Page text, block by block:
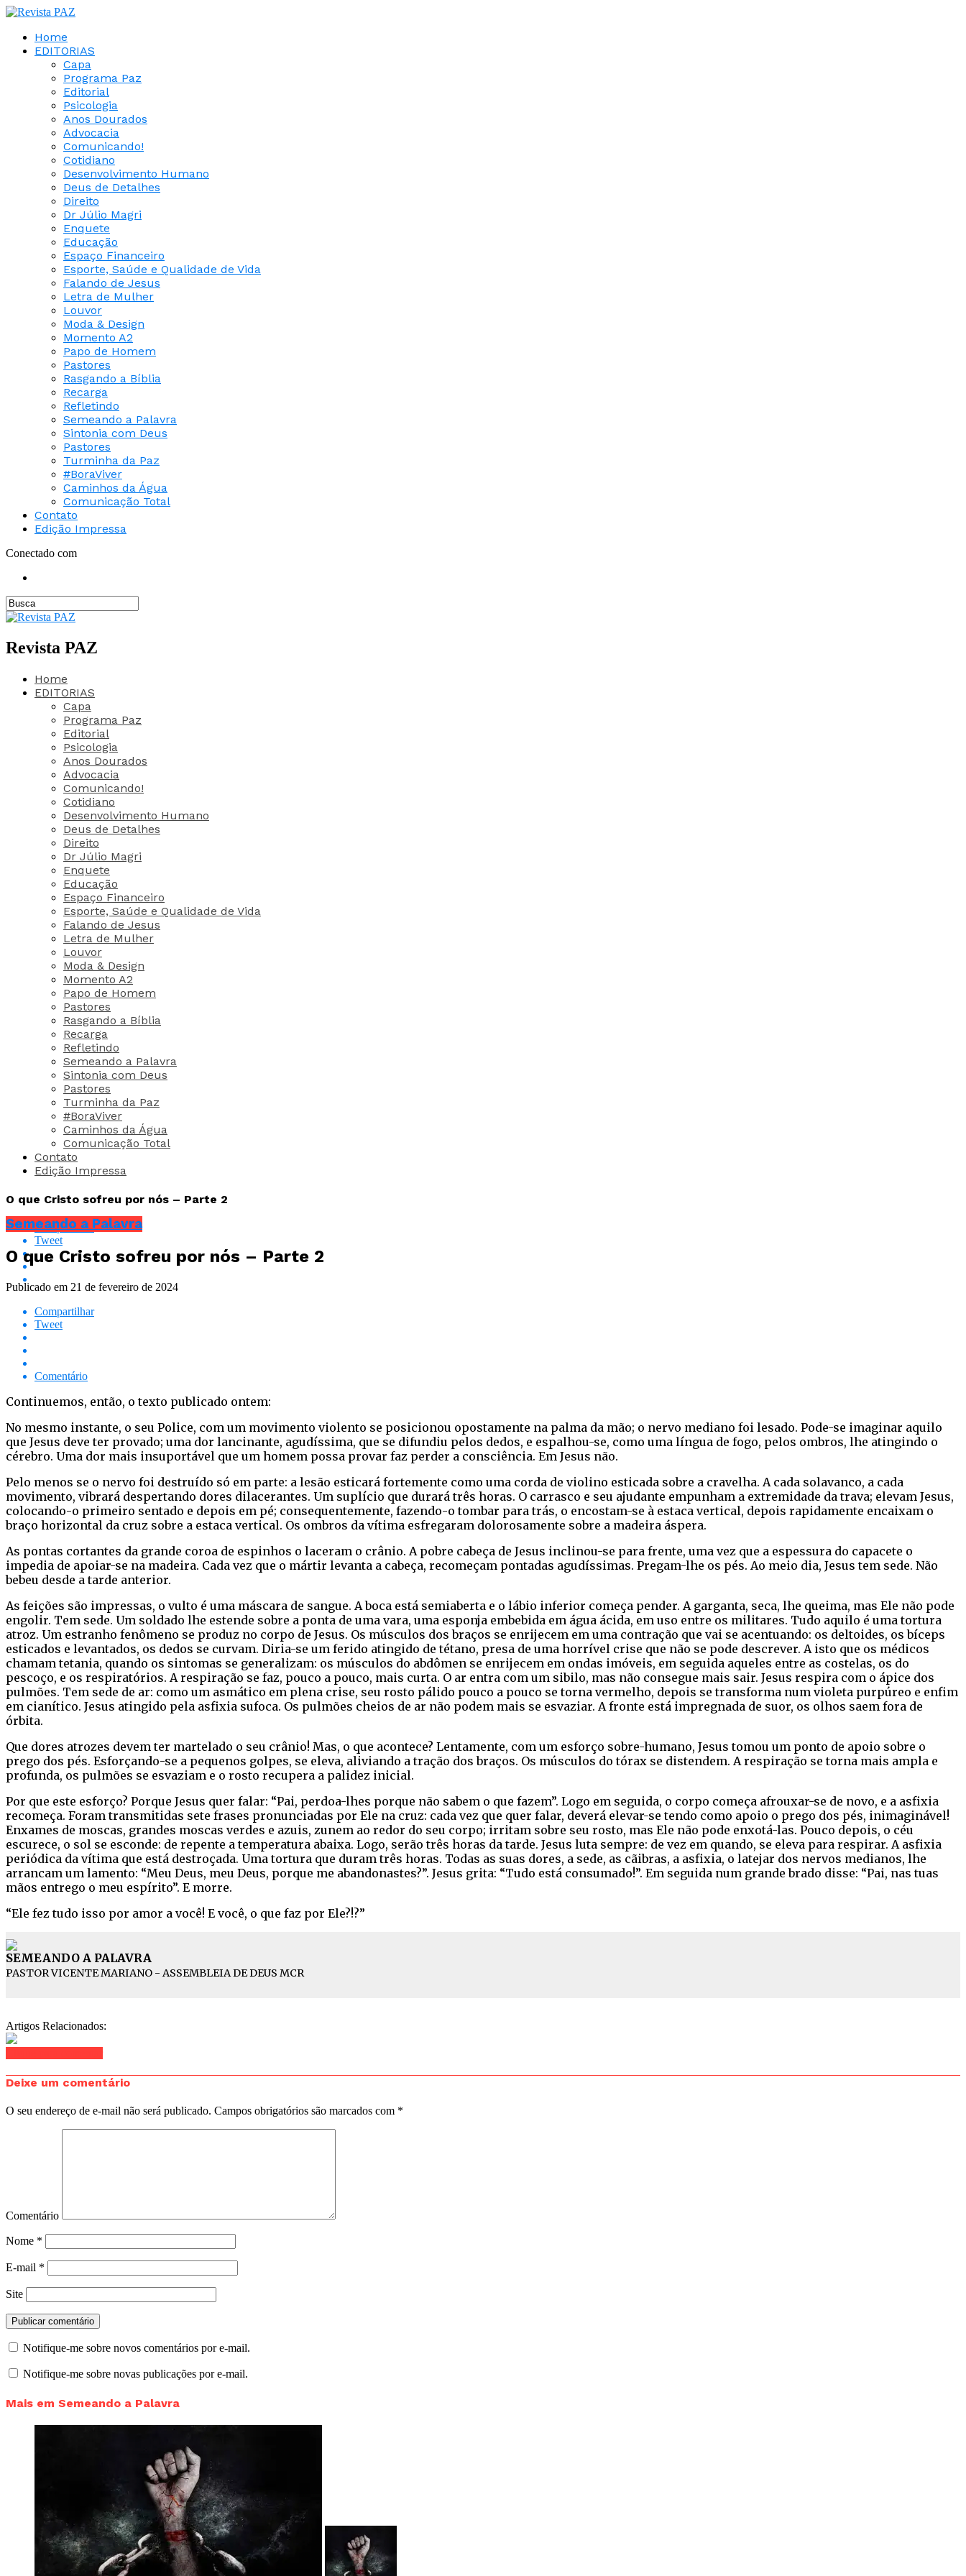
Home
EDITORIAS
Capa
Programa Paz
Editorial
Psicologia
Anos Dourados
Advocacia
Comunicando!
Cotidiano
Desenvolvimento Humano
Deus de Detalhes
Direito
Dr Júlio Magri
Enquete
Educação
Espaço Financeiro
Esporte, Saúde e Qualidade de Vida
Falando de Jesus
Letra de Mulher
Louvor
Moda & Design
Momento A2
Papo de Homem
Pastores
Rasgando a Bíblia
Recarga
Refletindo
Semeando a Palavra
Sintonia com Deus
Pastores
Turminha da Paz
#BoraViver
Caminhos da Água
Comunicação Total
Contato
Edição Impressa
Conectado com
Revista PAZ
Home
EDITORIAS
Capa
Programa Paz
Editorial
Psicologia
Anos Dourados
Advocacia
Comunicando!
Cotidiano
Desenvolvimento Humano
Deus de Detalhes
Direito
Dr Júlio Magri
Enquete
Educação
Espaço Financeiro
Esporte, Saúde e Qualidade de Vida
Falando de Jesus
Letra de Mulher
Louvor
Moda & Design
Momento A2
Papo de Homem
Pastores
Rasgando a Bíblia
Recarga
Refletindo
Semeando a Palavra
Sintonia com Deus
Pastores
Turminha da Paz
#BoraViver
Caminhos da Água
Comunicação Total
Contato
Edição Impressa
O que Cristo sofreu por nós – Parte 2
Compartilhar
Tweet
Semeando a Palavra
O que Cristo sofreu por nós – Parte 2
Publicado em 21 de fevereiro de 2024
Compartilhar
Tweet
Comentário
Continuemos, então, o texto publicado ontem:
No mesmo instante, o seu Police, com um movimento violento se posicionou opostamente na palma da mão; o nervo mediano foi lesado. Pode-se imaginar aquilo
que Jesus deve ter provado; uma dor lancinante, agudíssima, que se difundiu pelos dedos, e espalhou-se, como uma língua de fogo, pelos ombros, lhe atingindo o
cérebro. Uma dor mais insuportável que um homem possa provar faz perder a consciência. Em Jesus não.
Pelo menos se o nervo foi destruído só em parte: a lesão esticará fortemente como uma corda de violino esticada sobre a cravelha. A cada solavanco, a cada
movimento, vibrará despertando dores dilacerantes. Um suplício que durará três horas. O carrasco e seu ajudante empunham a extremidade da trava; elevam Jesus,
colocando-o primeiro sentado e depois em pé; consequentemente, fazendo-o tombar para trás, o encostam-se à estaca vertical, depois rapidamente encaixam o
braço horizontal da cruz sobre a estaca vertical. Os ombros da vítima esfregaram dolorosamente sobre a madeira áspera.
As pontas cortantes da grande coroa de espinhos o laceram o crânio. A pobre cabeça de Jesus inclinou-se para frente, uma vez que a espessura do capacete o
impedia de apoiar-se na madeira. Cada vez que o mártir levanta a cabeça, recomeçam pontadas agudíssimas. Pregam-lhe os pés. Ao meio dia, Jesus tem sede. Não
bebeu desde a tarde anterior.
As feições são impressas, o vulto é uma máscara de sangue. A boca está semiaberta e o lábio inferior começa pender. A garganta, seca, lhe queima, mas Ele não pode
engolir. Tem sede. Um soldado lhe estende sobre a ponta de uma vara, uma esponja embebida em água ácida, em uso entre os militares. Tudo aquilo é uma tortura
atroz. Um estranho fenômeno se produz no corpo de Jesus. Os músculos dos braços se enrijecem em uma contração que vai se acentuando: os deltoides, os bíceps
esticados e levantados, os dedos se curvam. Diria-se um ferido atingido de tétano, presa de uma horrível crise que não se pode descrever. A isto que os médicos
chamam tetania, quando os sintomas se generalizam: os músculos do abdômen se enrijecem em ondas imóveis, em seguida aqueles entre as costelas, os do
pescoço, e os respiratórios. A respiração se faz, pouco a pouco, mais curta. O ar entra com um sibilo, mas não consegue mais sair. Jesus respira com o ápice dos
pulmões. Tem sede de ar: como um asmático em plena crise, seu rosto pálido pouco a pouco se torna vermelho, depois se transforma num violeta purpúreo e enfim
em cianítico. Jesus atingido pela asfixia sufoca. Os pulmões cheios de ar não podem mais se esvaziar. A fronte está impregnada de suor, os olhos saem fora de
órbita.
Que dores atrozes devem ter martelado o seu crânio! Mas, o que acontece? Lentamente, com um esforço sobre-humano, Jesus tomou um ponto de apoio sobre o
prego dos pés. Esforçando-se a pequenos golpes, se eleva, aliviando a tração dos braços. Os músculos do tórax se distendem. A respiração se torna mais ampla e
profunda, os pulmões se esvaziam e o rosto recupera a palidez inicial.
Por que este esforço? Porque Jesus quer falar: “Pai, perdoa-lhes porque não sabem o que fazem”. Logo em seguida, o corpo começa afrouxar-se de novo, e a asfixia
recomeça. Foram transmitidas sete frases pronunciadas por Ele na cruz: cada vez que quer falar, deverá elevar-se tendo como apoio o prego dos pés, inimaginável!
Enxames de moscas, grandes moscas verdes e azuis, zunem ao redor do seu corpo; irritam sobre seu rosto, mas Ele não pode enxotá-las. Pouco depois, o céu
escurece, o sol se esconde: de repente a temperatura abaixa. Logo, serão três horas da tarde. Jesus luta sempre: de vez em quando, se eleva para respirar. A asfixia
periódica da vítima que está destroçada. Uma tortura que duram três horas. Todas as suas dores, a sede, as cãibras, a asfixia, o latejar dos nervos medianos, lhe
arrancam um lamento: “Meu Deus, meu Deus, porque me abandonastes?”. Jesus grita: “Tudo está consumado!”. Em seguida num grande brado disse: “Pai, nas tuas
mãos entrego o meu espírito”. E morre.
“Ele fez tudo isso por amor a você! E você, o que faz por Ele?!?”
SEMEANDO A PALAVRA
PASTOR VICENTE MARIANO - ASSEMBLEIA DE DEUS MCR
Artigos Relacionados:
Deixe um comentário
O seu endereço de e-mail não será publicado. Campos obrigatórios são marcados com *
Comentário
Nome *
E-mail *
Site
Notifique-me sobre novos comentários por e-mail.
Notifique-me sobre novas publicações por e-mail.
Mais em Semeando a Palavra